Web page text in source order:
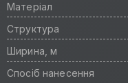
Матеріал
Структура
Ширина, м
Спосіб нанесення